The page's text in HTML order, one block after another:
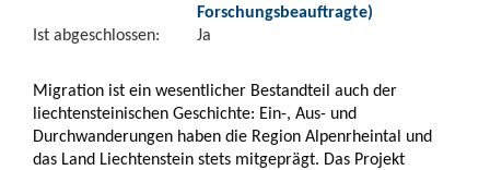
Forschungsbeauftragte)
Ist abgeschlossen:
Ja
Migration ist ein wesentlicher Bestandteil auch der
liechtensteinischen Geschichte: Ein-, Aus- und
Durchwanderungen haben die Region Alpenrheintal und
das Land Liechtenstein stets mitgeprägt. Das Projekt